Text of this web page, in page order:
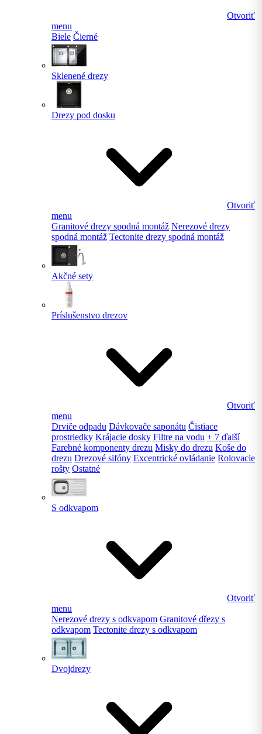
Otvoriť
menu
Biele Čierné
Sklenené drezy
Drezy pod dosku
Otvoriť
menu
Granitové drezy spodná montáž Nerezové drezy
spodná montáž Tectonite drezy spodná montáž
Akčné sety
Príslušenstvo drezov
Otvoriť
menu
Drviče odpadu Dávkovače saponátu Čistiace
prostriedky Krájacie dosky Filtre na vodu + 7 ďalší
Farebné komponenty drezu Misky do drezu Koše do
drezu Drezové sifóny Excentrické ovládanie Rolovacie
rošty Ostatné
S odkvapom
Otvoriť
menu
Nerezové drezy s odkvapom Granitové dřezy s
odkvapom Tectonite drezy s odkvapom
Dvojdrezy